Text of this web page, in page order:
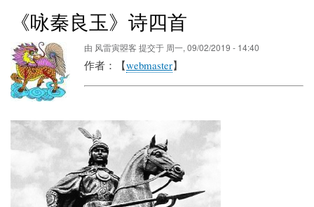
《咏秦良玉》诗四首
由 风雷寅曌客 提交于 周一, 09/02/2019 - 14:40
作者：【webmaster】